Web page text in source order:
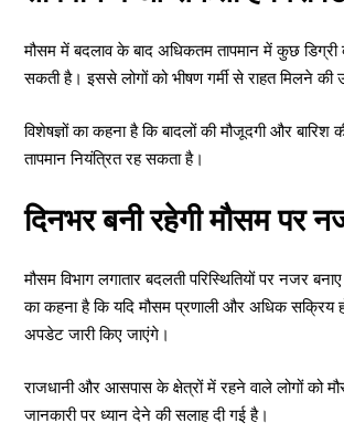
मौसम में बदलाव के बाद अधिकतम तापमान में कुछ डिग्री
सकती है। इससे लोगों को भीषण गर्मी से राहत मिलने की
विशेषज्ञों का कहना है कि बादलों की मौजूदगी और बारिश
तापमान नियंत्रित रह सकता है।
दिनभर बनी रहेगी मौसम पर
मौसम विभाग लगातार बदलती परिस्थितियों पर नजर
का कहना है कि यदि मौसम प्रणाली और अधिक सक्रिय
अपडेट जारी किए जाएंगे।
राजधानी और आसपास के क्षेत्रों में रहने वाले लोगों को
जानकारी पर ध्यान देने की सलाह दी गई है।